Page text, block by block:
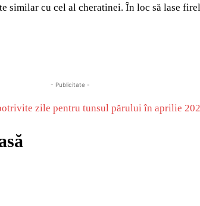
similar cu cel al cheratinei. În loc să lase
- Publicitate -
zile pentru tunsul părului în aprilie